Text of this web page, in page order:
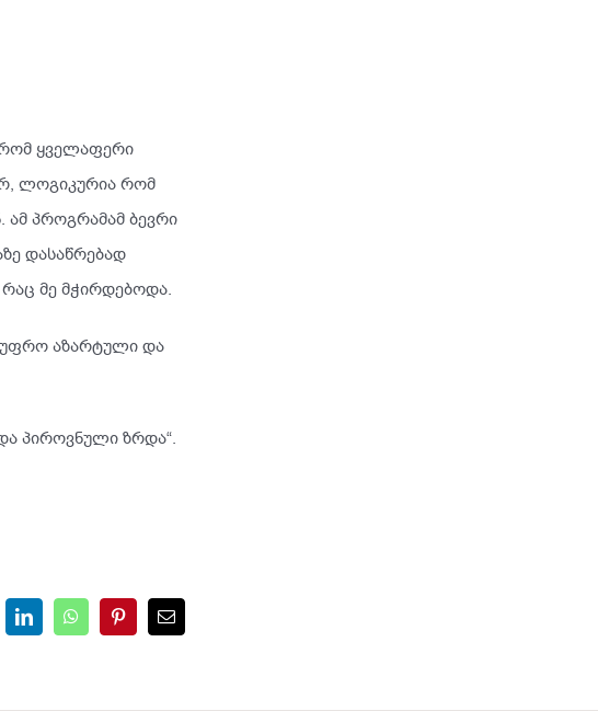
რომ ყველაფერი
ლოგიკურია რომ
ამ პროგრამამ ბევრი
დასაწრებად
მე მჭირდებოდა.
უფრო აზარტული და
პიროვნული ზრდა“.
LinkedInWhatsAppPinterestEmail